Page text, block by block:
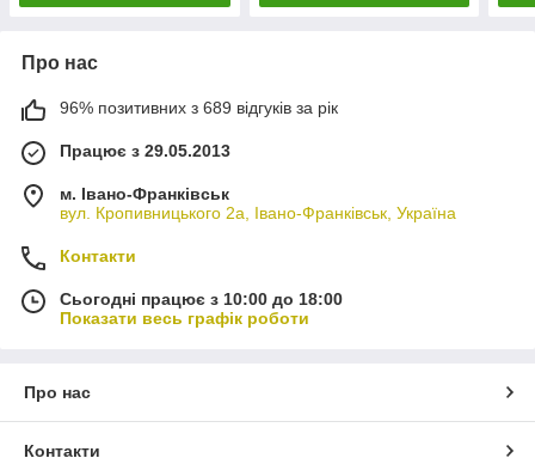
Про нас
96% позитивних з 689 відгуків за рік
Працює з 29.05.2013
м. Івано-Франківськ
вул. Кропивницького 2а, Івано-Франківськ, Україна
Контакти
Сьогодні працює з 10:00 до 18:00
Показати весь графік роботи
Про нас
Контакти